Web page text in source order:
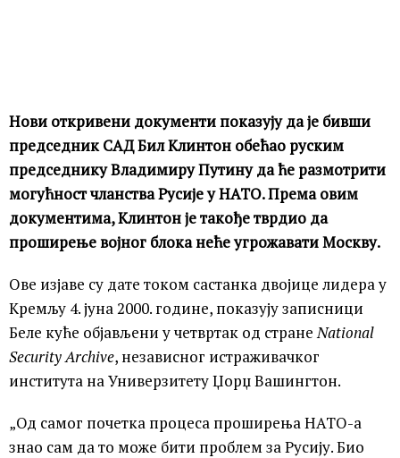
Нови откривени документи показују да је бивши
председник САД Бил Клинтон обећао руским
председнику Владимиру Путину да ће размотрити
могућност чланства Русије у НАТО. Према овим
документима, Клинтон је такође тврдио да
проширење војног блока неће угрожавати Москву.
Ове изјаве су дате током састанка двојице лидера у
Кремљу 4. јуна 2000. године, показују записници
Беле куће објављени у четвртак од странеNational
Security Archive, независног истраживачког
института на Универзитету Џорџ Вашингтон.
„Од самог почетка процеса проширења НАТО-а
знао сам да то може бити проблем за Русију. Био